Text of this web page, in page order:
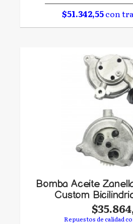
$51.342,55con
Bomba Aceite
Custom
Repuestos de calidad